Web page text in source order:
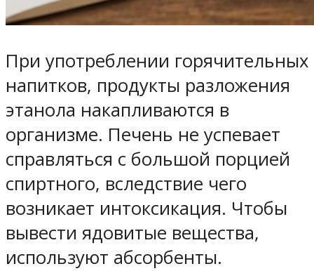
При употреблении горячительных
напитков, продукты разложения
этанола накапливаются в
организме. Печень не успевает
справляться с большой порцией
спиртного, вследствие чего
возникает интоксикация. Чтобы
вывести ядовитые вещества,
используют абсорбенты.